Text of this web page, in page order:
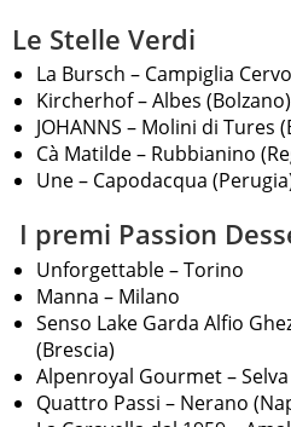
Le Stelle Verdi
La Bursch – Campiglia
Kircherhof – Albes (Bolzano)
JOHANNS – Molini di Tures
Cà Matilde – Rubbianino
Une – Capodacqua
I premi Passion
Unforgettable – Torino
Manna – Milano
Senso Lake Garda Alfio
(Brescia)
Alpenroyal Gourmet –
Quattro Passi – Nerano